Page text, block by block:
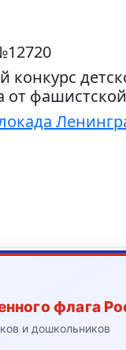
флага
и дошкольников